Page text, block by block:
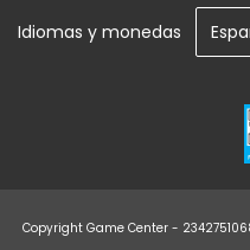
Idiomas y monedas
Copyright Game Center -